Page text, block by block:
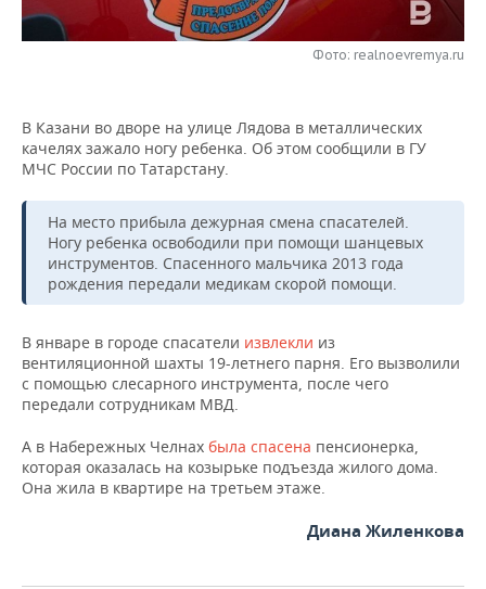
НЕФТЕХИМИЯ
ЭНЕРГЕТИКА
РОЗНИЧНАЯ ТОРГОВЛЯ
УСЛУГИ
НОВОСТИ ТЕХНОЛОГИЙ
МЕДИА
МЕРОПРИЯТИЯ
ВЫЕЗДНАЯ РЕДАКЦИЯ
ONLINE-КОНФЕРЕНЦИИ
ОТКРЫТАЯ ЛЕКЦИЯ
НОВОСТИ СПОРТА
ХОККЕЙ
БАСКЕТБОЛ
ВОЛЕЙБОЛ
КИБЕРСПОРТ
ФИГУРНОЕ КАТАНИЕ
ВОДНЫЕ ВИДЫ СПОРТА
ОБЩЕСТВО
ВЛАСТЬ
ИНФРАСТРУКТУРА
ИСТОРИЯ
КУЛЬТУРА
МЕДИЦИНА
ОБРАЗОВАНИЕ
СЮЖЕТЫ
СПРАВОЧНИК
СПИСОК ПЕРСОН
СПИСОК КОМПАНИЙ
ПОЛНАЯ ВЕРСИЯ
Фото: realnoevremya.ru
В Казани во дворе на улице Лядова в металлических
качелях зажало ногу ребенка. Об этом сообщили в ГУ
МЧС России по Татарстану.
На место прибыла дежурная смена спасателей.
Ногу ребенка освободили при помощи шанцевых
инструментов. Спасенного мальчика 2013 года
рождения передали медикам скорой помощи.
В январе в городе спасатели извлекли из
вентиляционной шахты 19-летнего парня. Его вызволили
с помощью слесарного инструмента, после чего
передали сотрудникам МВД.
А в Набережных Челнах была спасена пенсионерка,
которая оказалась на козырьке подъезда жилого дома.
Она жила в квартире на третьем этаже.
Диана Жиленкова